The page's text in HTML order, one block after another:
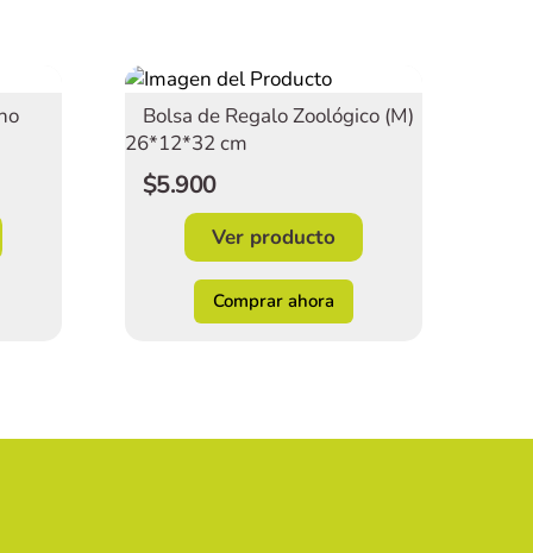
Bolsa de Regalo Zoológico (M)
26*12*32 cm
$5.900
Ver producto
Comprar ahora